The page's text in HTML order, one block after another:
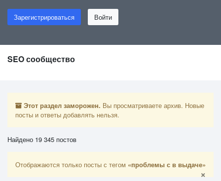
Зарегистрироваться Войти
SEO сообщество
Этот раздел заморожен. Вы просматриваете архив. Новые
посты и ответы добавлять нельзя.
Найдено 19 345 постов
Отображаются только посты с тегом «проблемы с в выдаче»
×